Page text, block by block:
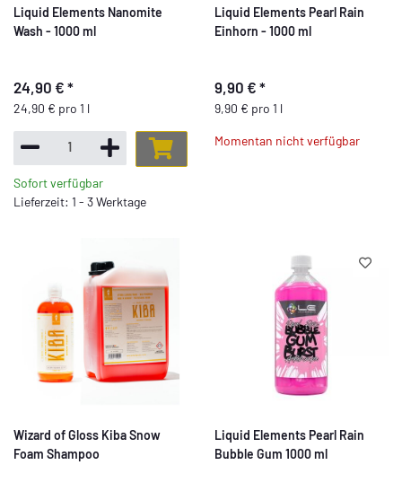
Liquid Elements Nanomite
Wash - 1000 ml
24,90 € *
24,90 € pro 1 l
Sofort verfügbar
Lieferzeit: 1 - 3 Werktage
Liquid Elements Pearl Rain
Einhorn - 1000 ml
9,90 € *
9,90 € pro 1 l
Momentan nicht verfügbar
Wizard of Gloss Kiba Snow
Foam Shampoo
Liquid Elements Pearl Rain
Bubble Gum 1000 ml